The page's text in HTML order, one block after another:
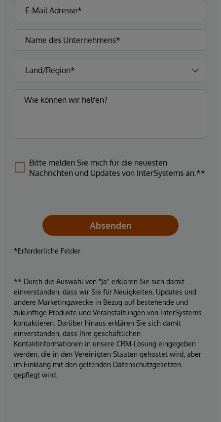
Bitte melden Sie mich für die neuesten
Nachrichten und Updates von InterSystems an.**
Absenden
*Erforderliche Felder
** Durch die Auswahl von "Ja" erklären Sie sich damit
einverstanden, dass wir Sie für Neuigkeiten, Updates und
andere Marketingzwecke in Bezug auf bestehende und
zukünftige Produkte und Veranstaltungen von InterSystems
kontaktieren. Darüber hinaus erklären Sie sich damit
einverstanden, dass Ihre geschäftlichen
Kontaktinformationen in unsere CRM-Lösung eingegeben
werden, die in den Vereinigten Staaten gehostet wird, aber
im Einklang mit den geltenden Datenschutzgesetzen
gepflegt wird.